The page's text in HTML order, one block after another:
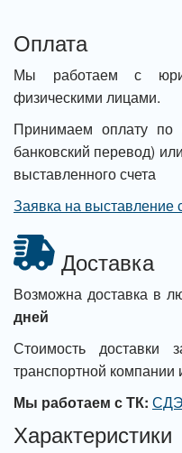
Оплата
Мы работаем с
физическими лицами.
Принимаем оплату по
банковский перевод)
выставленного счета
Заявка на выставление
Доставка
Возможна доставка в
дней
Стоимость доставки
транспортной компании
Мы работаем с ТК:
Характеристики